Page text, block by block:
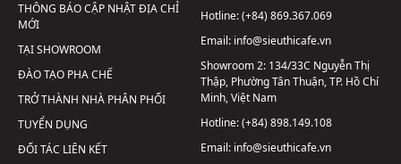
THÔNG BÁO CẬP NHẬT ĐỊA CHỈ
MỚI
TẠI SHOWROOM
ĐÀO TẠO PHA CHẾ
TRỞ THÀNH NHÀ PHÂN PHỐI
TUYỂN DỤNG
ĐỐI TÁC LIÊN KẾT
Hotline:(+84) 869.367.069
Email: info@sieuthicafe.vn
Showroom 2: 134/33C Nguyễn Thị
Thập, Phường Tân Thuận, TP. Hồ Chí
Minh, Việt Nam
Hotline:(+84) 898.149.108
Email: info@sieuthicafe.vn